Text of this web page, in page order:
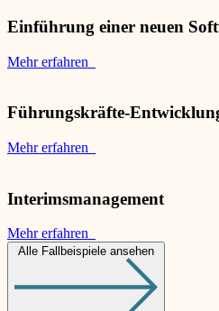
Einführung einer neuen
Mehr erfahren
Führungskräfte-
Mehr erfahren
Interimsmanagement
Mehr erfahren
Alle Fallbeispiele ansehen